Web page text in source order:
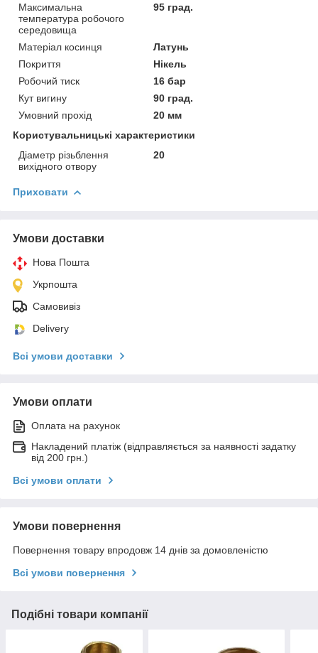
Максимальна
температура робочого
середовища
95 град.
Матеріал косинця
Латунь
Покриття
Нікель
Робочий тиск
16 бар
Кут вигину
90 град.
Умовний прохід
20 мм
Користувальницькі характеристики
Діаметр різьблення
вихідного отвору
20
Приховати
Умови доставки
Нова Пошта
Укрпошта
Самовивіз
Delivery
Всі умови доставки
Умови оплати
Оплата на рахунок
Накладений платіж (відправляється за наявності задатку
від 200 грн.)
Всі умови оплати
Умови повернення
Повернення товару впродовж 14 днів за домовленістю
Всі умови повернення
Подібні товари компанії